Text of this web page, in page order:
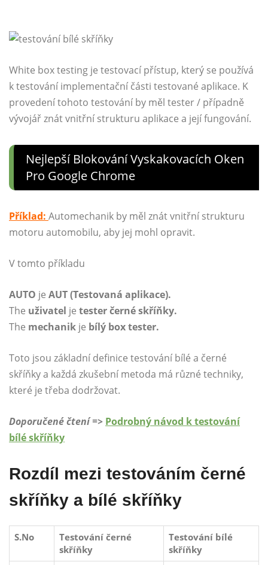
White box testing je testovací přístup, který se používá
k testování implementační části testované aplikace. K
provedení tohoto testování by měl tester / případně
vývojář znát vnitřní strukturu aplikace a její fungování.
Nejlepší Blokování Vyskakovacích Oken
Pro Google Chrome
Příklad: Automechanik by měl znát vnitřní strukturu
motoru automobilu, aby jej mohl opravit.
V tomto příkladu
AUTO je AUT (Testovaná aplikace).
The uživatel je tester černé skříňky.
The mechanik je bílý box tester.
Toto jsou základní definice testování bílé a černé
skříňky a každá zkušební metoda má různé techniky,
které je třeba dodržovat.
Doporučené čtení => Podrobný návod k testování
bílé skříňky
Rozdíl mezi testováním černé
skříňky a bílé skříňky
S.No
Testování černé
skříňky
Testování bílé
skříňky